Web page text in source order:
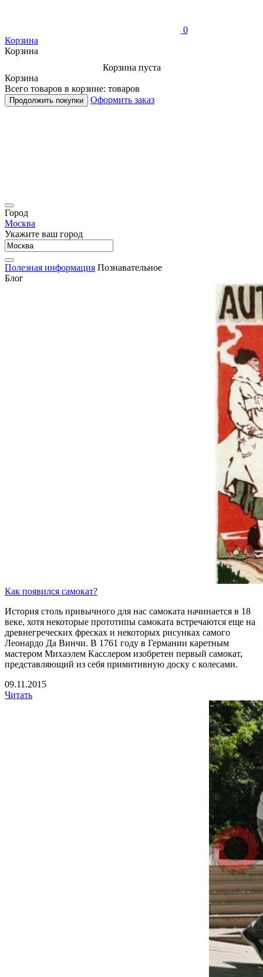
0
Корзина
Корзина
Корзина пуста
Корзина
Всего товаров в корзине: товаров
Продолжить покупки Оформить заказ
Город
Москва
Укажите ваш город
Полезная информация Познавательное
Блог
Как появился самокат?
История столь привычного для нас самоката начинается в 18
веке, хотя некоторые прототипы самоката встречаются еще на
древнегреческих фресках и некоторых рисунках самого
Леонардо Да Винчи. В 1761 году в Германии каретным
мастером Михаэлем Касслером изобретен первый самокат,
представляющий из себя примитивную доску с колесами.
09.11.2015
Читать